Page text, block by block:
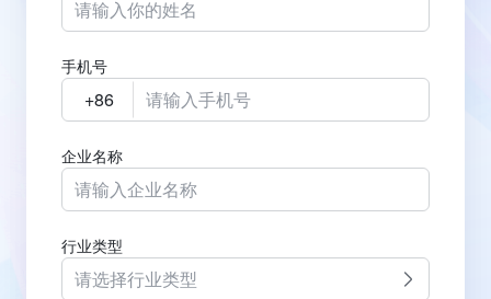
手机号
企业名称
行业类型
请选择行业类型